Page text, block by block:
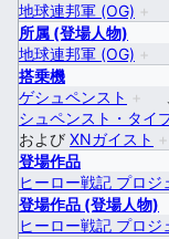
地球連邦軍 (OG) +
所属 (登場人物)
地球連邦軍 (OG) +
搭乗機
ゲシュペンスト
+
シュペンスト・タイ
および XNガイスト
+
登場作品
ヒーロー戦記 プロジ
登場作品 (登場人物)
ヒーロー戦記 プロジ